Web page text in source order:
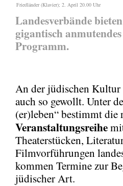
Friedländer (Klavier); 2. April 20.00 Uhr
Landesverbände
gigantisch
Programm.
An der jüdischen
auch so gewollt. Unter
(er)leben“ bestimmt
Veranstaltungsreihe
Theaterstücken,
Filmvorführungen
kommen Termine zur
jüdischer Art.